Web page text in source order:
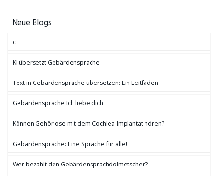
Neue Blogs
c
KI übersetzt Gebärdensprache
Text in Gebärdensprache übersetzen: Ein Leitfaden
Gebärdensprache Ich liebe dich
Können Gehörlose mit dem Cochlea-Implantat hören?
Gebärdensprache: Eine Sprache für alle!
Wer bezahlt den Gebärdensprachdolmetscher?